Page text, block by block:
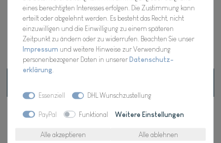
Wunschliste
* inkl. ges. MwSt. zzgl. Versandkosten
Technische Daten
Weitere Details
eines berechtigten Interesses erfolgen. Die Zustimmung kann
erteilt oder abgelehnt werden. Es besteht das Recht, nicht
einzuwilligen und die Einwilligung zu einem späteren
Zeitpunkt zu ändern oder zu widerrufen. Beachten Sie unser
Impressum und weitere Hinweise zur Verwendung
personenbezogener Daten in unsererDaten­schutz­
erklärung
Essenziell DHL Wunschzustellung
PayPal Funktional Weitere Einstellungen
Alle akzeptieren Alle ablehnen